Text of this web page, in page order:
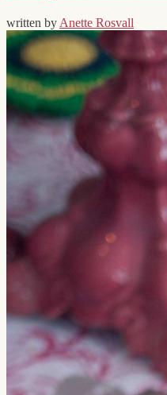
written by Anette Rosvall